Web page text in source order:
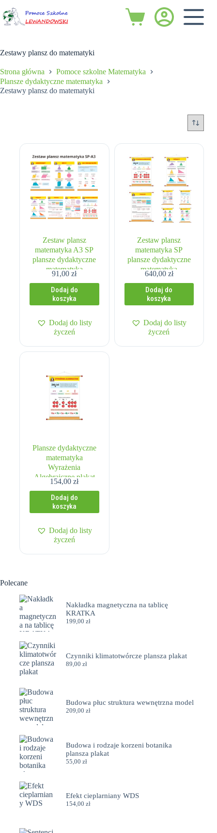
do
treści
Koszyk
Zestawy plansz do matematyki
Strona główna
Pomoce szkolne Matematyka
Plansze dydaktyczne matematyka
Zestawy plansz do matematyki
Zestaw plansz
matematyka A3 SP
plansze dydaktyczne
matematyka
91,00zł
Dodaj do
koszyka
Dodaj do listy
życzeń
Zestaw plansz
matematyka SP
plansze dydaktyczne
matematyka
640,00 zł
Dodaj do
koszyka
Dodaj do listy
życzeń
Plansze dydaktyczne
matematyka
Wyrażenia
Algebraiczne plakat
matematyczny SP
154,00zł
Dodaj do
koszyka
Dodaj do listy
życzeń
Polecane
Nakładka magnetyczna na tablicę
KRATKA
199,00zł
Czynniki klimatotwórcze plansza plakat
89,00zł
Budowa płuc struktura wewnętrzna model
209,00zł
Budowa i rodzaje korzeni botanika
plansza plakat
55,00zł
Efekt cieplarniany WDS
154,00zł